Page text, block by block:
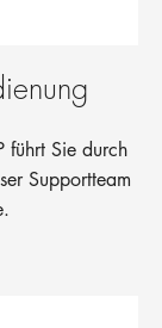
führt Sie durch
Supportteam